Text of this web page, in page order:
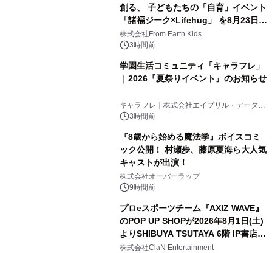
創る、 子どもたちの「自育」イベント
「諸福ジーク×Lifehug」 を8月23日
(日)開催
株式会社From Earth Kids
3時間前
学園生活コミュニティ「キャラフレ」
｜2026『夏祭りイベント』のお知らせ
キャラフレ｜株式会社エイプリル・データ・
デザインズ
3時間前
『8歳から始める魔法学』ボイスコミ
ック公開！ 村瀬歩、藤原夏海ら大人気
キャストが出演！
株式会社オーバーラップ
9時間前
プロeスポーツチーム『AXIZ WAVE』
のPOP UP SHOPが2026年8月1日(土)
よりSHIBUYA TSUTAYA 6階 IP書店で
開催決定！！
株式会社ClaN Entertainment